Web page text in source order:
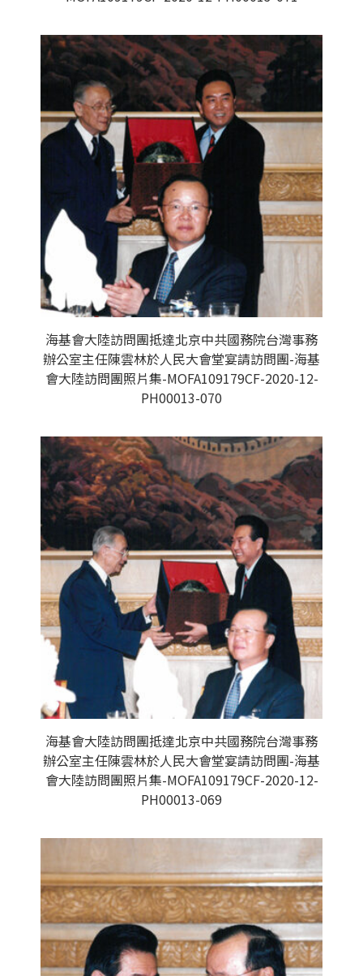
海基會大陸訪問團抵達北京中共國務院台灣事務
辦公室主任陳雲林於人民大會堂宴請訪問團-海基
會大陸訪問團照片集-MOFA109179CF-2020-12-
PH00013-070
海基會大陸訪問團抵達北京中共國務院台灣事務
辦公室主任陳雲林於人民大會堂宴請訪問團-海基
會大陸訪問團照片集-MOFA109179CF-2020-12-
PH00013-069